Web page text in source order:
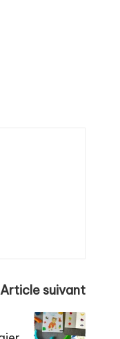
Article suivant